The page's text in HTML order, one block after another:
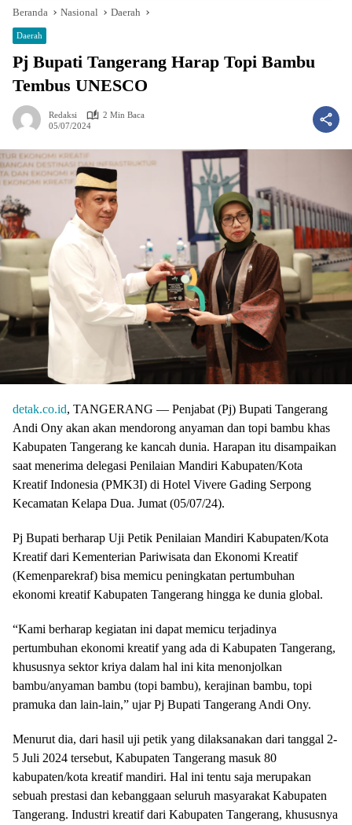
Beranda Nasional Daerah
Daerah
Pj Bupati Tangerang Harap Topi Bambu
Tembus UNESCO
Redaksi
2 Min Baca
05/07/2024
detak.co.id, TANGERANG — Penjabat (Pj) Bupati Tangerang
Andi Ony akan akan mendorong anyaman dan topi bambu khas
Kabupaten Tangerang ke kancah dunia. Harapan itu disampaikan
saat menerima delegasi Penilaian Mandiri Kabupaten/Kota
Kreatif Indonesia (PMK3I) di Hotel Vivere Gading Serpong
Kecamatan Kelapa Dua. Jumat (05/07/24).
Pj Bupati berharap Uji Petik Penilaian Mandiri Kabupaten/Kota
Kreatif dari Kementerian Pariwisata dan Ekonomi Kreatif
(Kemenparekraf) bisa memicu peningkatan pertumbuhan
ekonomi kreatif Kabupaten Tangerang hingga ke dunia global.
“Kami berharap kegiatan ini dapat memicu terjadinya
pertumbuhan ekonomi kreatif yang ada di Kabupaten Tangerang,
khususnya sektor kriya dalam hal ini kita menonjolkan
bambu/anyaman bambu (topi bambu), kerajinan bambu, topi
pramuka dan lain-lain,” ujar Pj Bupati Tangerang Andi Ony.
Menurut dia, dari hasil uji petik yang dilaksanakan dari tanggal 2-
5 Juli 2024 tersebut, Kabupaten Tangerang masuk 80
kabupaten/kota kreatif mandiri. Hal ini tentu saja merupakan
sebuah prestasi dan kebanggaan seluruh masyarakat Kabupaten
Tangerang. Industri kreatif dari Kabupaten Tangerang, khususnya